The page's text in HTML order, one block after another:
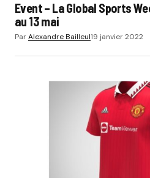
Event – La Global Sports
au 13 mai
ParAlexandre Bailleul19 janvier 2022